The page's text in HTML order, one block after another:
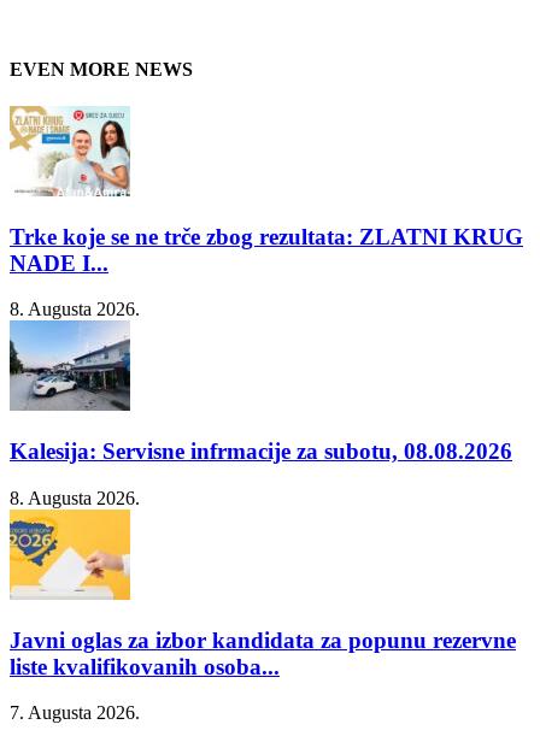
EVEN MORE NEWS
Trke koje se ne trče zbog rezultata: ZLATNI KRUG
NADE I...
8. Augusta 2026.
Kalesija: Servisne infrmacije za subotu, 08.08.2026
8. Augusta 2026.
Javni oglas za izbor kandidata za popunu rezervne
liste kvalifikovanih osoba...
7. Augusta 2026.